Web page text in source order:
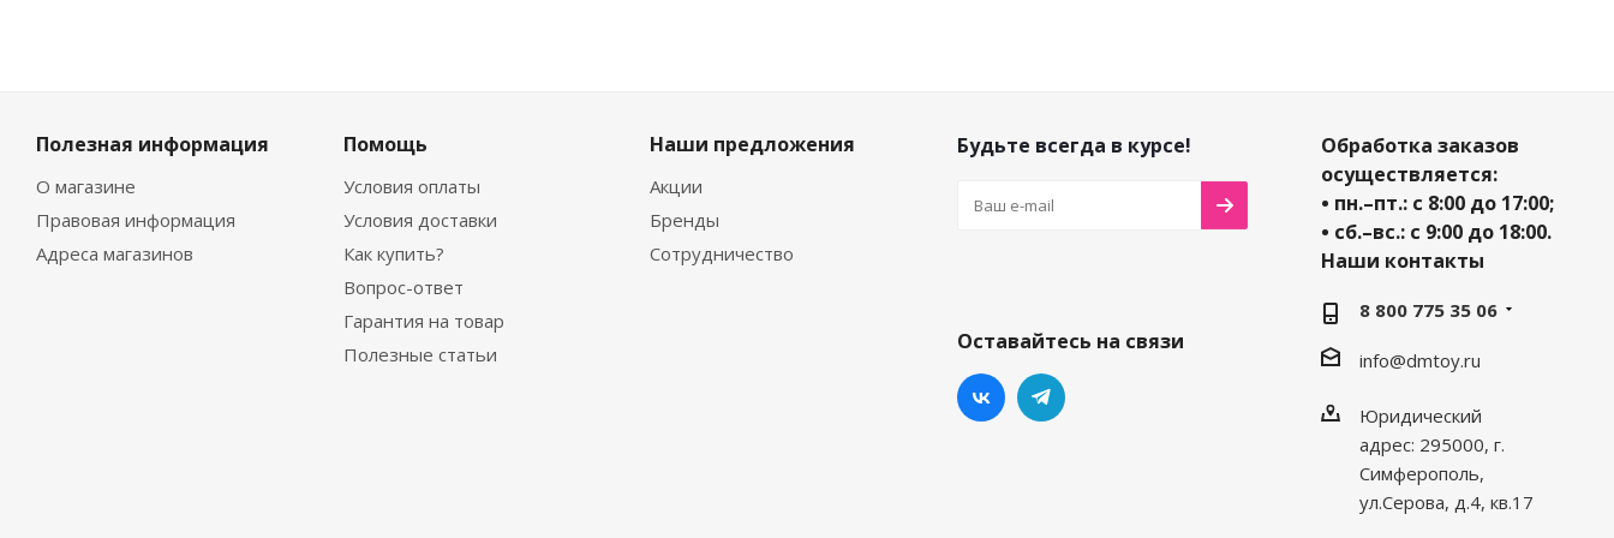
Полезная информация
О магазине
Правовая информация
Адреса магазинов
Помощь
Условия оплаты
Условия доставки
Как купить?
Вопрос-ответ
Гарантия на товар
Полезные статьи
Наши предложения
Акции
Бренды
Сотрудничество
Будьте всегда в курсе!
Оставайтесь на связи
Обработка заказов
осуществляется:
• пн.–пт.: с 8:00 до 17:00;
• сб.–вс.: с 9:00 до 18:00.
Наши контакты
8 800 775 35 06
info@dmtoy.ru
Юридический
адрес: 295000, г.
Симферополь,
ул.Серова, д.4, кв.17